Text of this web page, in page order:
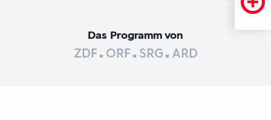
Das Programm von
ZDF ORF SRG ARD